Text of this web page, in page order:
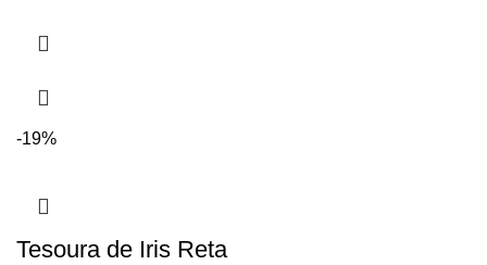
-19%
Tesoura de Iris Reta